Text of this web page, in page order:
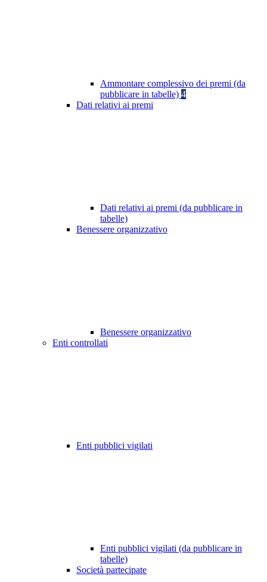
Ammontare complessivo dei premi (da
pubblicare in tabelle) 4
Dati relativi ai premi
Dati relativi ai premi (da pubblicare in
tabelle)
Benessere organizzativo
Benessere organizzativo
Enti controllati
Enti pubblici vigilati
Enti pubblici vigilati (da pubblicare in
tabelle)
Società partecipate